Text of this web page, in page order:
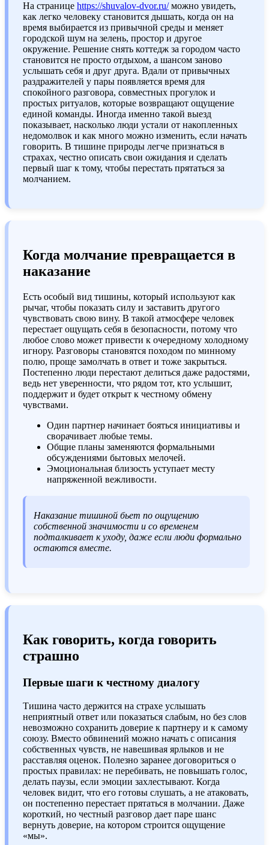
На странице https://shuvalov-dvor.ru/можно увидеть,
как легко человеку становится дышать, когда он на
время выбирается из привычной среды и меняет
городской шум на зелень, простор и другое
окружение. Решение снять коттедж за городом часто
становится не просто отдыхом, а шансом заново
услышать себя и друг друга. Вдали от привычных
раздражителей у пары появляется время для
спокойного разговора, совместных прогулок и
простых ритуалов, которые возвращают ощущение
единой команды. Иногда именно такой выезд
показывает, насколько люди устали от накопленных
недомолвок и как много можно изменить, если начать
говорить. В тишине природы легче признаться в
страхах, честно описать свои ожидания и сделать
первый шаг к тому, чтобы перестать прятаться за
молчанием.
Когда молчание превращается в
наказание
Есть особый вид тишины, который используют как
рычаг, чтобы показать силу и заставить другого
чувствовать свою вину. В такой атмосфере человек
перестает ощущать себя в безопасности, потому что
любое слово может привести к очередному холодному
игнору. Разговоры становятся походом по минному
полю, проще замолчать в ответ и тоже закрыться.
Постепенно люди перестают делиться даже радостями,
ведь нет уверенности, что рядом тот, кто услышит,
поддержит и будет открыт к честному обмену
чувствами.
Один партнер начинает бояться инициативы и
сворачивает любые темы.
Общие планы заменяются формальными
обсуждениями бытовых мелочей.
Эмоциональная близость уступает месту
напряженной вежливости.
Наказание тишиной бьет по ощущению
собственной значимости и со временем
подталкивает к уходу, даже если люди формально
остаются вместе.
Как говорить, когда говорить
страшно
Первые шаги к честному диалогу
Тишина часто держится на страхе услышать
неприятный ответ или показаться слабым, но без слов
невозможно сохранить доверие к партнеру и к самому
союзу. Вместо обвинений можно начать с описания
собственных чувств, не навешивая ярлыков и не
расставляя оценок. Полезно заранее договориться о
простых правилах: не перебивать, не повышать голос,
делать паузы, если эмоции захлестывают. Когда
человек видит, что его готовы слушать, а не атаковать,
он постепенно перестает прятаться в молчании. Даже
короткий, но честный разговор дает паре шанс
вернуть доверие, на котором строится ощущение
«мы».